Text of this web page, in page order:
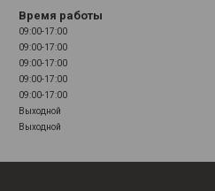
Время работы
09:00-17:00
09:00-17:00
09:00-17:00
09:00-17:00
09:00-17:00
Выходной
Выходной